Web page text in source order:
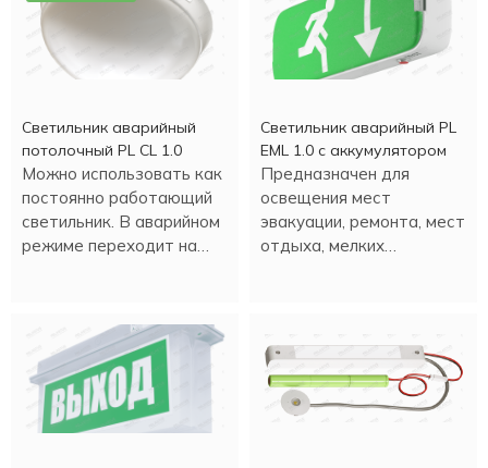
Светильник аварийный
потолочный PL CL 1.0
Можно использовать как
постоянно работающий
светильник. В аварийном
режиме переходит на
Светильник аварийный PL
EML 1.0 с аккумулятором
Предназначен для
освещения мест
эвакуации, ремонта, мест
отдыха, мелких